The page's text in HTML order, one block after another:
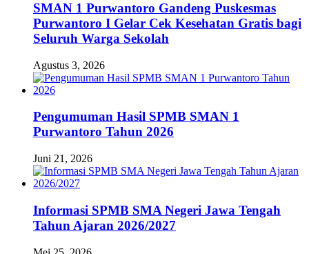
SMAN 1 Purwantoro Gandeng Puskesmas
Purwantoro I Gelar Cek Kesehatan Gratis bagi
Seluruh Warga Sekolah
Agustus 3, 2026
Pengumuman Hasil SPMB SMAN 1
Purwantoro Tahun 2026
Juni 21, 2026
Informasi SPMB SMA Negeri Jawa Tengah
Tahun Ajaran 2026/2027